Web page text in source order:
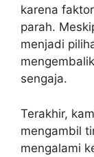
karena
parah.
menjadi
sengaja.
Terakhir,
mengambil
mengalami